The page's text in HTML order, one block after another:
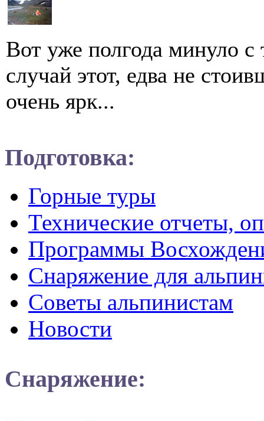
Вот уже полгода минуло с
случай этот, едва не
очень ярк...
Подготовка:
Горные туры
Технические отчеты,
Программы
Снаряжение для
Советы альпинистам
Новости
Снаряжение: